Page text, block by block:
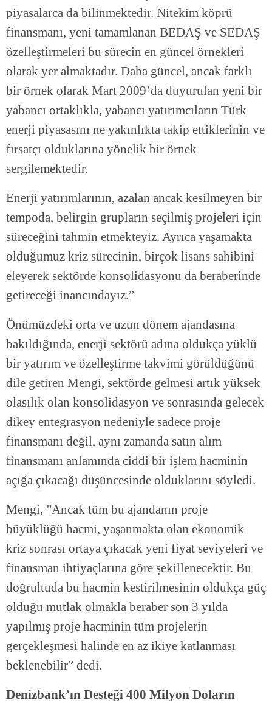
piyasalarca da bilinmektedir. Nitekim köprü
finansmanı, yeni tamamlanan BEDAŞ ve SEDAŞ
özelleştirmeleri bu sürecin en güncel örnekleri
olarak yer almaktadır. Daha güncel, ancak farklı
bir örnek olarak Mart 2009’da duyurulan yeni bir
yabancı ortaklıkla, yabancı yatırımcıların Türk
enerji piyasasını ne yakınlıkta takip ettiklerinin ve
fırsatçı olduklarına yönelik bir örnek
sergilemektedir.
Enerji yatırımlarının, azalan ancak kesilmeyen bir
tempoda, belirgin grupların seçilmiş projeleri için
süreceğini tahmin etmekteyiz. Ayrıca yaşamakta
olduğumuz kriz sürecinin, birçok lisans sahibini
eleyerek sektörde konsolidasyonu da beraberinde
getireceği inancındayız.”
Önümüzdeki orta ve uzun dönem ajandasına
bakıldığında, enerji sektörü adına oldukça yüklü
bir yatırım ve özelleştirme takvimi görüldüğünü
dile getiren Mengi, sektörde gelmesi artık yüksek
olasılık olan konsolidasyon ve sonrasında gelecek
dikey entegrasyon nedeniyle sadece proje
finansmanı değil, aynı zamanda satın alım
finansmanı anlamında ciddi bir işlem hacminin
açığa çıkacağı düşüncesinde olduklarını söyledi.
Mengi, ”Ancak tüm bu ajandanın proje
büyüklüğü hacmi, yaşanmakta olan ekonomik
kriz sonrası ortaya çıkacak yeni fiyat seviyeleri ve
finansman ihtiyaçlarına göre şekillenecektir. Bu
doğrultuda bu hacmin kestirilmesinin oldukça güç
olduğu mutlak olmakla beraber son 3 yılda
yapılmış proje hacminin tüm projelerin
gerçekleşmesi halinde en az ikiye katlanması
beklenebilir” dedi.
Denizbank’ın Desteği 400 Milyon Doların